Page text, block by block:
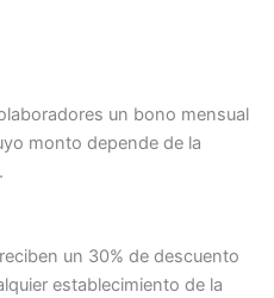
un bono mensual
monto depende de la
un 30% de descuento
establecimiento de la